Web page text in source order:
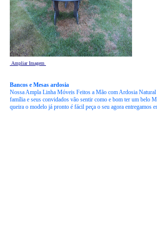
Ampliar Imagem
Bancos e Mesas ardosia
Nossa Ampla Linha Móveis Feitos a Mão com Ardosia
família e seus convidados vão sentir como e bom ter um belo
queira o modelo já pronto é fácil peça o seu agora entregamos